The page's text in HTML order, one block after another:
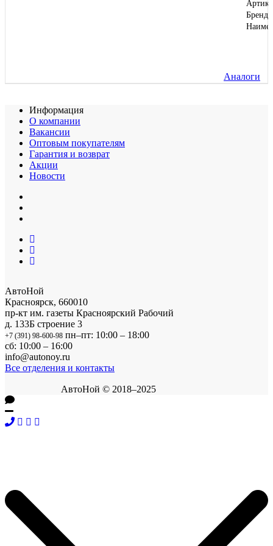
Бренд
Аналоги
Информация
О компании
Вакансии
Оптовым покупателям
Гарантия и возврат
Акции
Новости
АвтоНой
Красноярск, 660010
пр-кт им. газеты Красноярский Рабочий
д. 133Б строение 3
+7 (391) 98-600-98 пн–пт: 10:00 – 18:00
сб: 10:00 – 16:00
info@autonoy.ru
Все отделения и контакты
АвтоНой © 2018–2025